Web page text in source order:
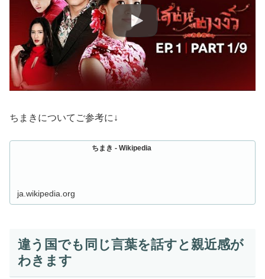
ちまきについてご参考に↓
ちまき - Wikipedia
ja.wikipedia.org
違う国でも同じ言葉を話すと親近感が
わきます